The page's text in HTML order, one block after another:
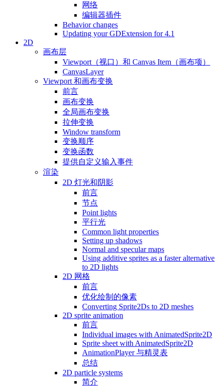
网络
编辑器插件
Behavior changes
Updating your GDExtension for 4.1
2D
画布层
Viewport（视口）和 Canvas Item（画布项）
CanvasLayer
Viewport 和画布变换
前言
画布变换
全局画布变换
拉伸变换
Window transform
变换顺序
变换函数
提供自定义输入事件
渲染
2D 灯光和阴影
前言
节点
Point lights
平行光
Common light properties
Setting up shadows
Normal and specular maps
Using additive sprites as a faster alternative
to 2D lights
2D 网格
前言
优化绘制的像素
Converting Sprite2Ds to 2D meshes
2D sprite animation
前言
Individual images with AnimatedSprite2D
Sprite sheet with AnimatedSprite2D
AnimationPlayer 与精灵表
总结
2D particle systems
简介